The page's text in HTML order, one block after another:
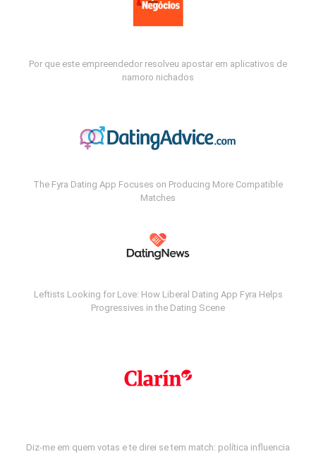
Por que este empreendedor resolveu apostar em aplicativos de
namoro nichados
The Fyra Dating App Focuses on Producing More Compatible
Matches
Leftists Looking for Love: How Liberal Dating App Fyra Helps
Progressives in the Dating Scene
Diz-me em quem votas e te direi se tem match: política influencia